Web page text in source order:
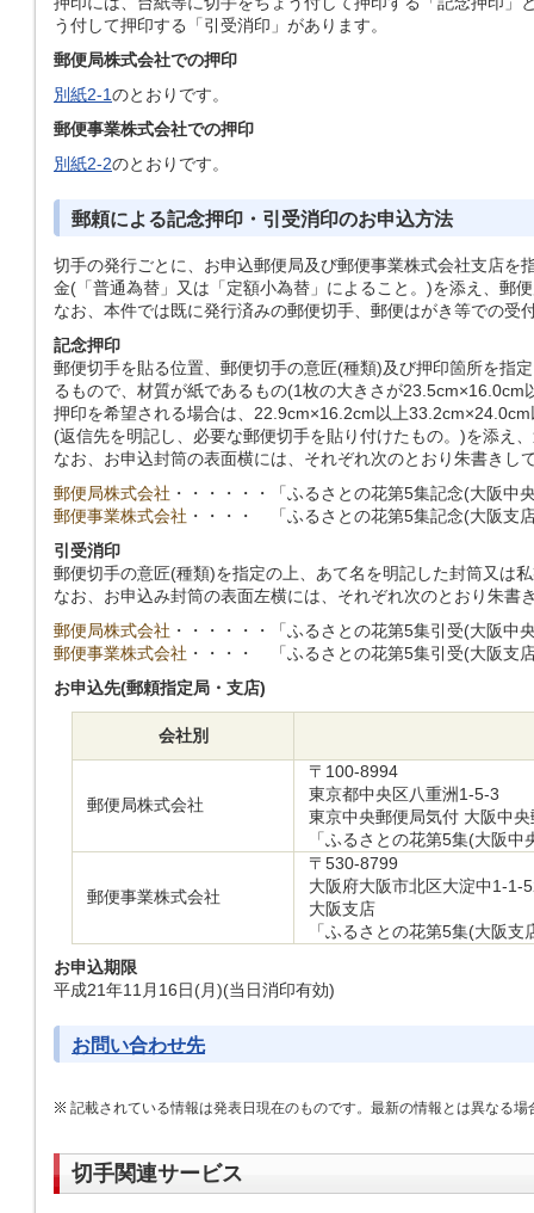
う付して押印する「引受消印」があります。
郵便局株式会社での押印
別紙2-1のとおりです。
郵便事業株式会社での押印
別紙2-2のとおりです。
郵頼による記念押印・引受消印のお申込方法
切手の発行ごとに、お申込郵便局及び郵便事業株式会社支店を
金(「普通為替」又は「定額小為替」によること。)を添え、郵
なお、本件では既に発行済みの郵便切手、郵便はがき等での受
記念押印
郵便切手を貼る位置、郵便切手の意匠(種類)及び押印箇所を指
るもので、材質が紙であるもの(1枚の大きさが
押印を希望される場合は、22.9cm×16.2cm以上
(返信先を明記し、必要な郵便切手を貼り付けたもの。)を添え
なお、お申込封筒の表面横には、それぞれ次のとおり朱書きし
郵便局株式会社 ・・・・・・
「ふるさとの花第5集記念(大阪中
郵便事業株式会社 ・・・・
「ふるさとの花第5集記念(大阪支
引受消印
郵便切手の意匠(種類)を指定の上、あて名を明記した封筒又は
なお、お申込み封筒の表面左横には、それぞれ次のとおり朱書
郵便局株式会社 ・・・・・・
「ふるさとの花第5集引受(大阪中
郵便事業株式会社 ・・・・
「ふるさとの花第5集引受(大阪支
お申込先(郵頼指定局・支店)
会社別
郵便局株式会社
〒100-8994
東京都中央区八重洲1-5-3
東京中央郵便局気付 大阪中
「ふるさとの花第5集(大阪
郵便事業株式会社
〒530-8799
大阪府大阪市北区大淀中1-1-
大阪支店
「ふるさとの花第5集(大阪支
お申込期限
平成21年11月16日(月)(当日消印有効)
お問い合わせ先
記載されている情報は発表日現在のものです。最新の情報とは異なる
切手関連サービス